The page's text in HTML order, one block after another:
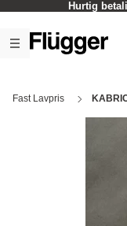
Hurtig
Fast Lavpris